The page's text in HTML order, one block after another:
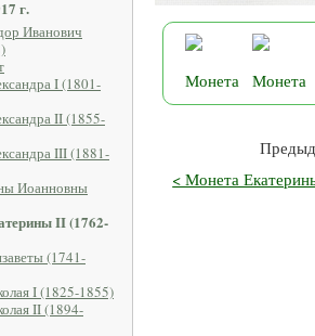
г.
Иванович
I (1801-
II (1855-
III (1881-
Иоанновны
II (1762-
(1741-
I (1825-1855)
II (1894-
< Монета